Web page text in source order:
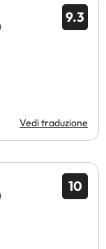
9.3
Vedi traduzione
10